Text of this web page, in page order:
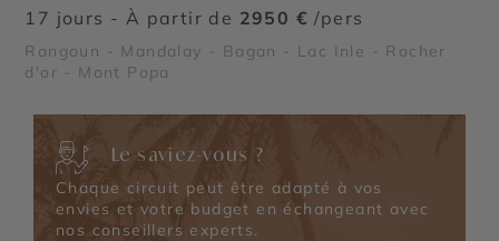
17 jours - À partir de 2950 € /pers
Rangoun - Mandalay - Bagan - Lac Inle - Rocher
d'or - Mont Popa
Le saviez-vous ?
Chaque circuit peut être adapté à vos
envies et votre budget en échangeant avec
nos conseillers experts.